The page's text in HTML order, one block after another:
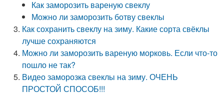
Как заморозить вареную свеклу
Можно ли заморозить ботву свеклы
Как сохранить свеклу на зиму. Какие сорта свёклы
лучше сохраняются
Можно ли заморозить вареную морковь. Если что-то
пошло не так?
Видео заморозка свеклы на зиму. ОЧЕНЬ
ПРОСТОЙ СПОСОБ!!!